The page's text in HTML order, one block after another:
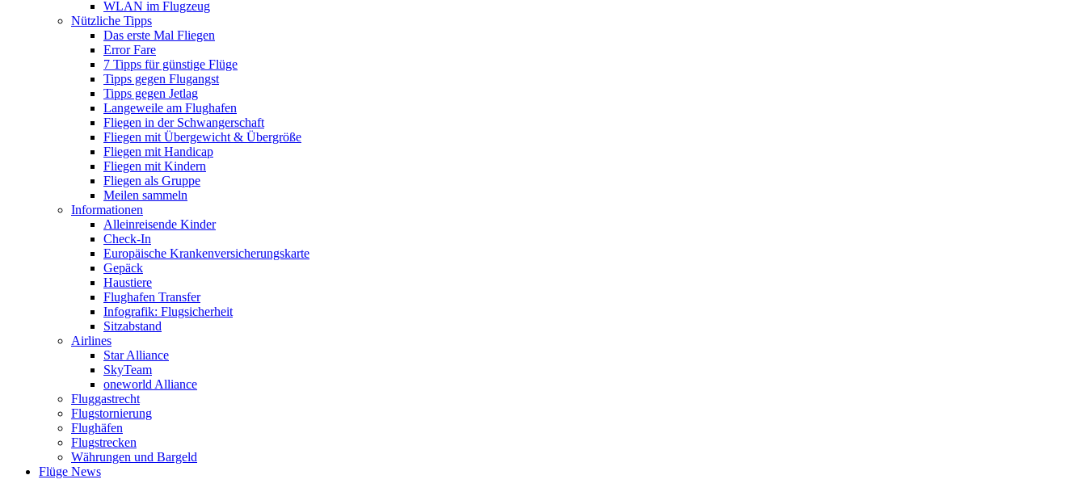
WLAN im Flugzeug
Nützliche Tipps
Das erste Mal Fliegen
Error Fare
7 Tipps für günstige Flüge
Tipps gegen Flugangst
Tipps gegen Jetlag
Langeweile am Flughafen
Fliegen in der Schwangerschaft
Fliegen mit Übergewicht & Übergröße
Fliegen mit Handicap
Fliegen mit Kindern
Fliegen als Gruppe
Meilen sammeln
Informationen
Alleinreisende Kinder
Check-In
Europäische Krankenversicherungskarte
Gepäck
Haustiere
Flughafen Transfer
Infografik: Flugsicherheit
Sitzabstand
Airlines
Star Alliance
SkyTeam
oneworld Alliance
Fluggastrecht
Flugstornierung
Flughäfen
Flugstrecken
Währungen und Bargeld
Flüge News